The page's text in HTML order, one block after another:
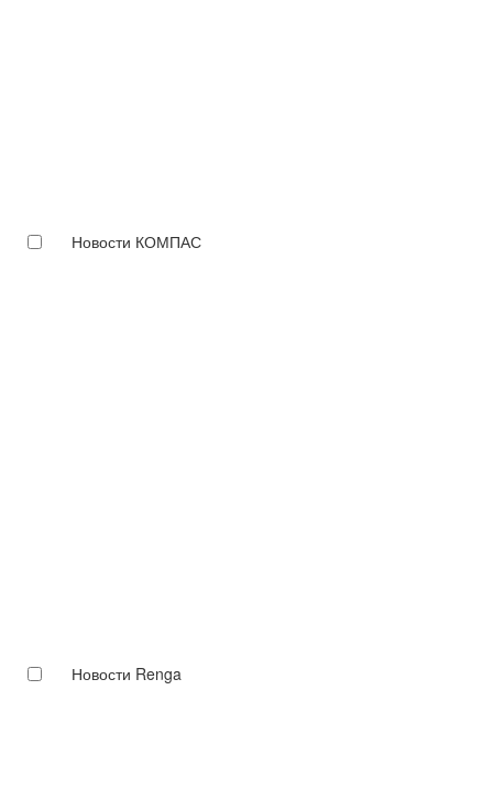
Новости КОМПАС
Новости Renga